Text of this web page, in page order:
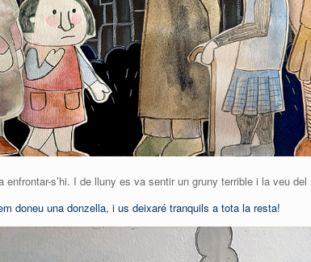
enfrontar-s’hi. I de lluny es va sentir un gruny terrible i la veu
doneu una donzella, i us deixaré tranquils a tota la resta!